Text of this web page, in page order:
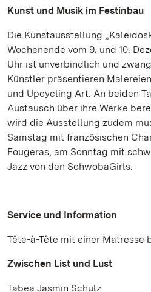
Kunst und Musik im Festinbau
Die Kunstausstellung
Wochenende vom 9. und 10.
Uhr ist unverbindlich und
Künstler präsentieren
und Upcycling Art. An beiden
Austausch über ihre Werke
wird die Ausstellung zudem
Samstag mit französischen
Fougeras, am Sonntag mit
Jazz von den SchwobaGirls.
Service und Information
Tête-à-Tête mit einer Mätresse
Zwischen List und Lust
Tabea Jasmin Schulz